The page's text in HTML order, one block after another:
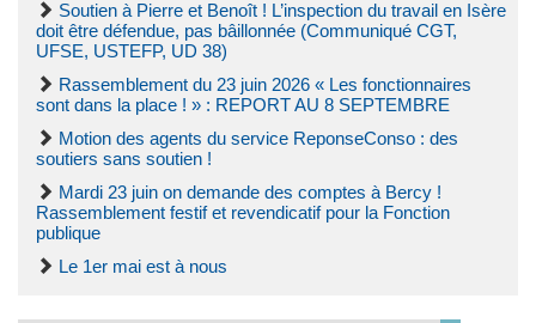
Soutien à Pierre et Benoît ! L’inspection du travail en Isère
doit être défendue, pas bâillonnée (Communiqué CGT,
UFSE, USTEFP, UD 38)
Rassemblement du 23 juin 2026 « Les fonctionnaires
sont dans la place ! » : REPORT AU 8 SEPTEMBRE
Motion des agents du service ReponseConso : des
soutiers sans soutien !
Mardi 23 juin on demande des comptes à Bercy !
Rassemblement festif et revendicatif pour la Fonction
publique
Le 1er mai est à nous